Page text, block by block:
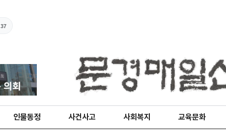
37
인물동정 사건사고 사회복지 교육문화